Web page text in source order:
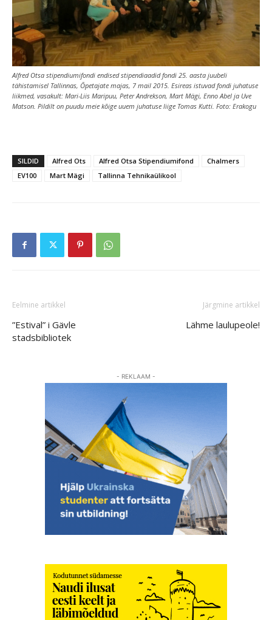
Alfred Otsa stipendiumifondi endised stipendiaadid fondi 25. aasta juubeli
tähistamisel Tallinnas, Õpetajate majas, 7 mail 2015. Esireas istuvad fondi juhatuse
liikmed, vasakult: Mari-Liis Maripuu, Peter Andrekson, Mart Mägi, Enno Abel ja Uve
Matson. Pildilt on puudu meie kõige uuem juhatuse liige Tomas Kutti. Foto: Erakogu
SILDID Alfred Ots Alfred Otsa Stipendiumifond
Chalmers
EV100
Mart Mägi Tallinna Tehnikaülikool
Eelmine artikkel
”Estival” i Gävle
stadsbibliotek
Järgmine artikkel
Lähme laulupeole!
- REKLAAM -